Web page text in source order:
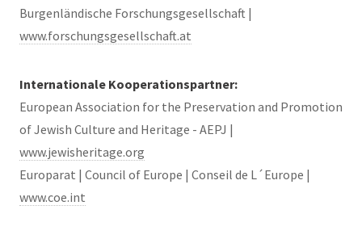
Burgenländische Forschungsgesellschaft |
www.forschungsgesellschaft.at
Internationale Kooperationspartner:
European Association for the Preservation and Promotion
of Jewish Culture and Heritage - AEPJ |
www.jewisheritage.org
Europarat | Council of Europe | Conseil de L´Europe |
www.coe.int